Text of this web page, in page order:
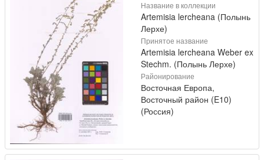
Название в коллекции
Artemisia lercheana (Полынь
Лерхе)
Принятое название
Artemisia lercheana Weber ex
Stechm. (Полынь Лерхе)
Районирование
Восточная Европа,
Восточный район (E10)
(Россия)